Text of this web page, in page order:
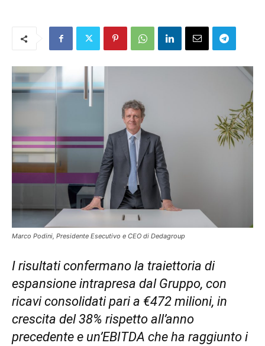
Marco Podini, Presidente Esecutivo e CEO di Dedagroup
I risultati confermano la traiettoria di
espansione intrapresa dal Gruppo, con
ricavi consolidati pari a €472 milioni, in
crescita del 38% rispetto all’anno
precedente e un’EBITDA che ha raggiunto i